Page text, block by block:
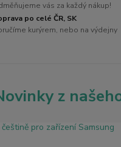
vás za každý nákup!
po celé ČR, SK
kurýrem, nebo na výdejny
z